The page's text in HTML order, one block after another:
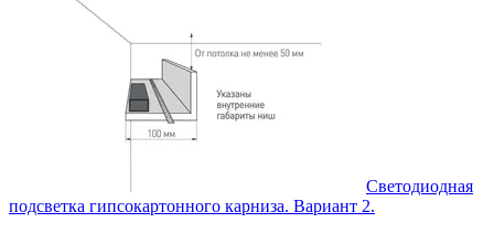
Светодиодная
подсветка гипсокартонного карниза. Вариант 2.